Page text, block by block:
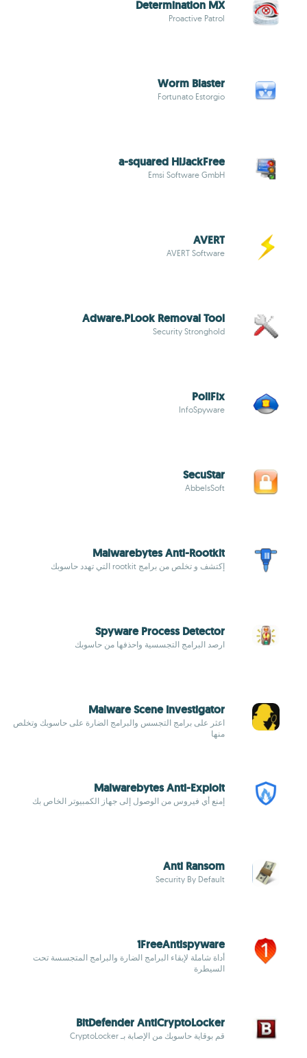
Determination MX
Proactive Patrol
Worm Blaster
Fortunato Estorgio
a-squared HiJackFree
Emsi Software GmbH
AVERT
AVERT Software
Adware.PLook Removal Tool
Security Stronghold
PoliFix
InfoSpyware
SecuStar
AbbelsSoft
Malwarebytes Anti-Rootkit
إكتشف و تخلص من برامج rootkit التي تهدد حاسوبك
Spyware Process Detector
ارصد البرامج التجسسية واحذفها من حاسوبك
Malware Scene Investigator
اعثر على برامج التجسس والبرامج الضارة على حاسوبك وتخلص
منها
Malwarebytes Anti-Exploit
إمنع أي فيروس من الوصول إلى جهاز الكمبيوتر الخاص بك
Anti Ransom
Security By Default
1FreeAntispyware
أداة شاملة لإبقاء البرامج الضارة والبرامج المتجسسة تحت
السيطرة
BitDefender AntiCryptoLocker
قم بوقاية حاسوبك من الإصابة بـ CryptoLocker